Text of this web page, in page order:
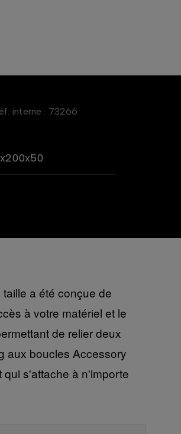
interne : 73266
a été conçue de
à votre matériel et le
de relier deux
aux boucles Accessory
s'attache à n'importe